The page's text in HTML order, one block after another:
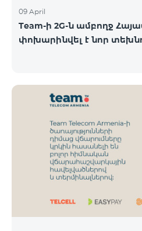
09 April
Team-ի 2G-ն ամբողջ
փոխարինվել է նոր